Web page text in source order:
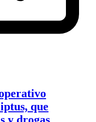
que
y drogas